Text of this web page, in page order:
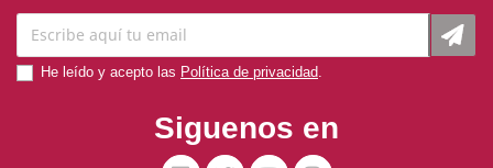
He leído y acepto las Política de privacidad
Siguenos en